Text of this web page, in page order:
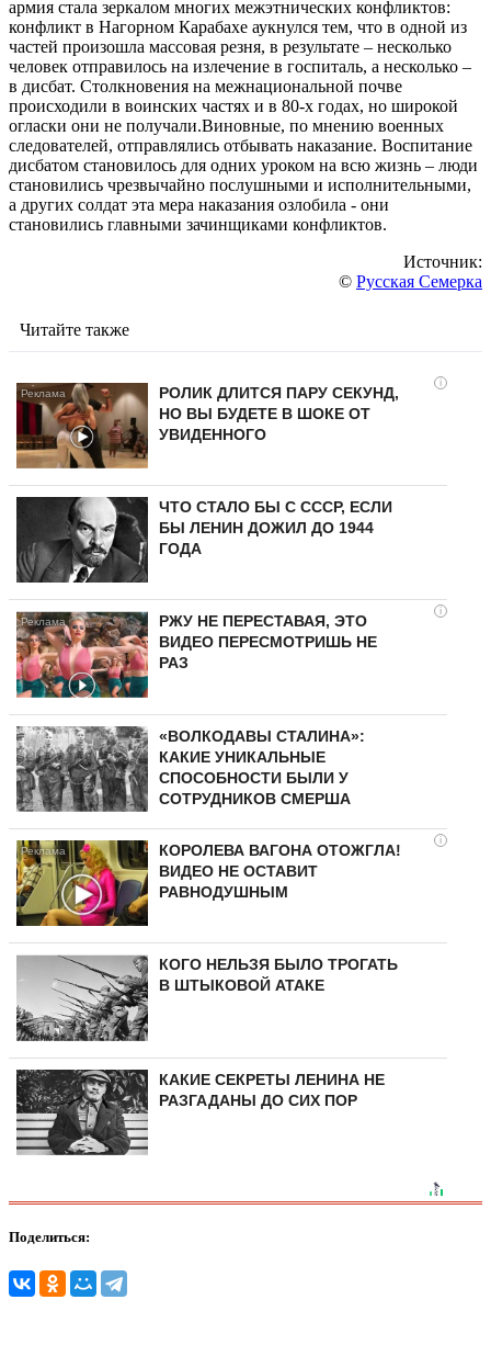
армия стала зеркалом многих межэтнических конфликтов:
конфликт в Нагорном Карабахе аукнулся тем, что в одной из
частей произошла массовая резня, в результате – несколько
человек отправилось на излечение в госпиталь, а несколько –
в дисбат. Столкновения на межнациональной почве
происходили в воинских частях и в 80-х годах, но широкой
огласки они не получали.Виновные, по мнению военных
следователей, отправлялись отбывать наказание. Воспитание
дисбатом становилось для одних уроком на всю жизнь – люди
становились чрезвычайно послушными и исполнительными,
а других солдат эта мера наказания озлобила - они
становились главными зачинщиками конфликтов.
Источник:
© Русская Семерка
Читайте также
i
РОЛИК ДЛИТСЯ ПАРУ СЕКУНД,
НО ВЫ БУДЕТЕ В ШОКЕ ОТ
УВИДЕННОГО
ЧТО СТАЛО БЫ С СССР, ЕСЛИ
БЫ ЛЕНИН ДОЖИЛ ДО 1944
ГОДА
i
РЖУ НЕ ПЕРЕСТАВАЯ, ЭТО
ВИДЕО ПЕРЕСМОТРИШЬ НЕ
РАЗ
«ВОЛКОДАВЫ СТАЛИНА»:
КАКИЕ УНИКАЛЬНЫЕ
СПОСОБНОСТИ БЫЛИ У
СОТРУДНИКОВ СМЕРША
i
КОРОЛЕВА ВАГОНА ОТОЖГЛА!
ВИДЕО НЕ ОСТАВИТ
РАВНОДУШНЫМ
КОГО НЕЛЬЗЯ БЫЛО ТРОГАТЬ
В ШТЫКОВОЙ АТАКЕ
КАКИЕ СЕКРЕТЫ ЛЕНИНА НЕ
РАЗГАДАНЫ ДО СИХ ПОР
Поделиться: